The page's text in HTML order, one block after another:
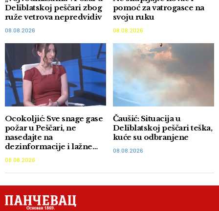
Deliblatskoj peščari zbog
ruže vetrova nepredvidiv
08.08.2026
pomoć za vatrogasce na
svoju ruku
08.08.2026
Ocokoljić: Sve snage gase
požar u Peščari, ne
nasedajte na
dezinformacije i lažne
08.08.2026
Čaušić: Situacija u
Deliblatskoj peščari teška,
kuće su odbranjene
08.08.2026